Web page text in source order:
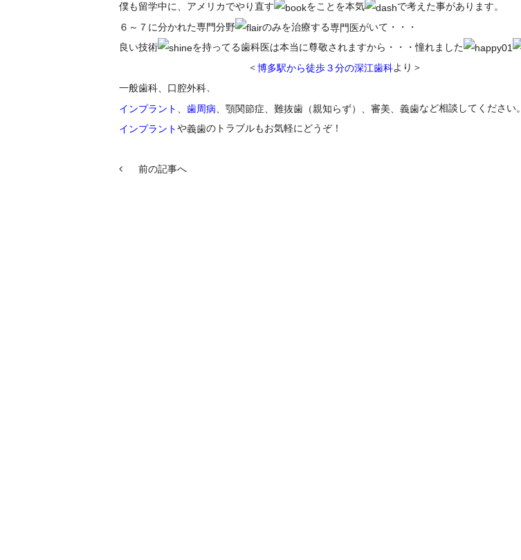
僕も留学中に、アメリカでやり直す
をことを本気
で考えた事があります。
６～７に分かれた専門分野
のみを治療する専門医がいて・・・
良い技術
を持ってる歯科医は本当に尊敬されますから・・・憧れました
＜博多駅から徒歩３分の深江歯科より＞
一般歯科、口腔外科、
インプラント
歯周病 、顎関節症、難抜歯（親知らず）、審美、義歯など相談してください。
インプラントや義歯のトラブルもお気軽にどうぞ！
前の記事へ